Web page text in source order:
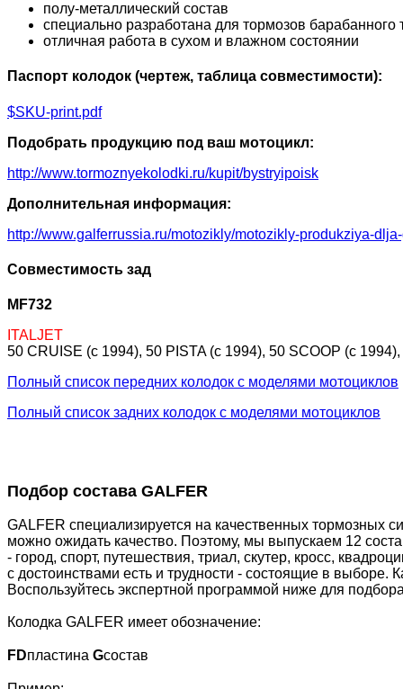
полу-металлический состав
специально разработана для тормозов барабанного
отличная работа в сухом и влажном состоянии
Паспорт колодок (чертеж, таблица совместимости):
$SKU-print.pdf
Подобрать продукцию под ваш мотоцикл:
http://www.tormoznyekolodki.ru/kupit/bystryipoisk
Дополнительная информация:
http://www.galferrussia.ru/motozikly/motozikly-produkziya-
Совместимость зад
MF732
ITALJET
50 CRUISE (c 1994), 50 PISTA (c 1994), 50 SCOOP (c
Полный список передних колодок с моделями мотоциклов
Полный список задних колодок с моделями мотоциклов
Подбор состава GALFER
GALFER специализируется на качественных тормозных
можно ожидать качество. Поэтому, мы выпускаем 12
- город, спорт, путешествия, триал, скутер, кросс,
с достоинствами есть и трудности - состоящие в выборе.
Воспользуйтесь экспертной программой ниже для
Колодка GALFER имеет обозначение:
FDпластина Gсостав